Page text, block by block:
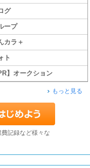
グ
ープ
カラ＋
ト
】オークション
もっと見る
記録など様々な